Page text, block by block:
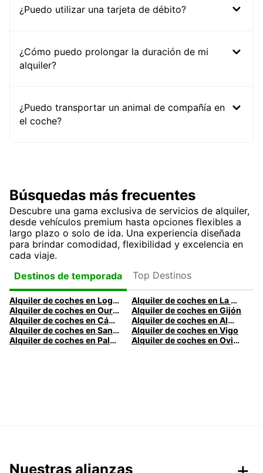
¿Puedo utilizar una tarjeta de débito?
¿Cómo puedo prolongar la duración de mi
alquiler?
¿Puedo transportar un animal de compañía en
el coche?
Búsquedas más frecuentes
Descubre una gama exclusiva de servicios de alquiler,
desde vehículos premium hasta opciones flexibles a
largo plazo o solo de ida. Una experiencia diseñada
para brindar comodidad, flexibilidad y excelencia en
cada viaje.
Destinos de temporada
Top Destinos
Alquiler de coches en Logroño
Alquiler de coches en La Coruña
Alquiler de coches en Ourense
Alquiler de coches en Gijón
Alquiler de coches en Cádiz
Alquiler de coches en Almería
Alquiler de coches en Santander
Alquiler de coches en Vigo
Alquiler de coches en Palma
Alquiler de coches en Oviedo
Nuestras alianzas